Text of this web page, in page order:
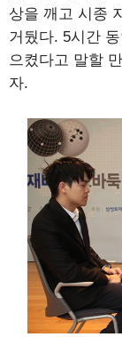
상을 깨고 시종
거뒀다. 5시간
으켰다고 말할
자.